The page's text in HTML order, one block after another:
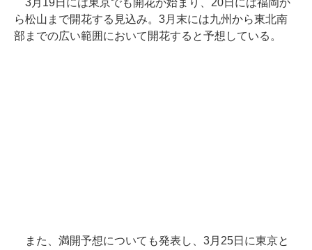
ら松山まで開花する見込み。3月末には九州から東北南
部までの広い範囲において開花すると予想している。
また、満開予想についても発表し、3月25日に東京と